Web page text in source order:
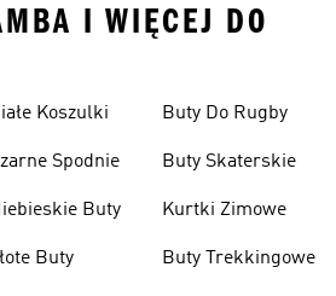
I WIĘCEJ DO
Koszulki
Spodnie
Buty
Buty
Buty Do Rugby
Buty Skaterskie
Kurtki Zimowe
Buty Trekkingowe